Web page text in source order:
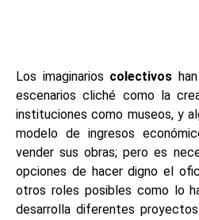
Los imaginarios colectivos
escenarios cliché como la
instituciones como museos, y
modelo de ingresos
vender sus obras; pero es
opciones de hacer digno el
otros roles posibles como lo
desarrolla diferentes proyectos